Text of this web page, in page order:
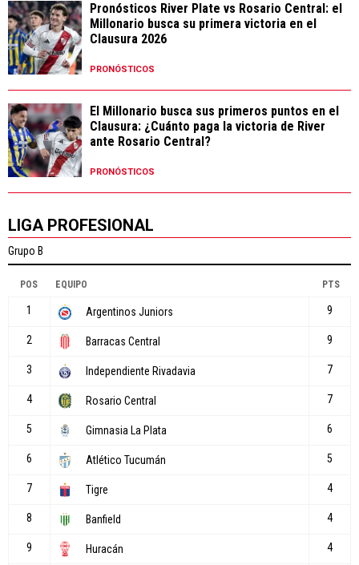
Pronósticos River Plate vs Rosario Central: el
Millonario busca su primera victoria en el
Clausura 2026
PRONÓSTICOS
El Millonario busca sus primeros puntos en el
Clausura: ¿Cuánto paga la victoria de River
ante Rosario Central?
PRONÓSTICOS
LIGA PROFESIONAL